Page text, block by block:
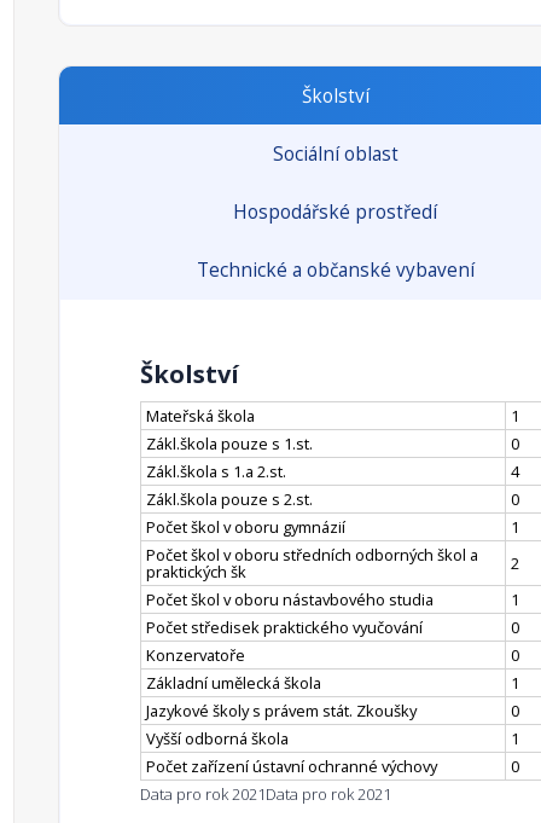
Školství
Sociální oblast
Hospodářské prostředí
Technické a občanské vybavení
Školství
Mateřská škola
1
Zákl.škola pouze s 1.st.
0
Zákl.škola s 1.a 2.st.
4
Zákl.škola pouze s 2.st.
0
Počet škol v oboru gymnázií
1
Počet škol v oboru středních odborných škol a
praktických šk
2
Počet škol v oboru nástavbového studia
1
Počet středisek praktického vyučování
0
Konzervatoře
0
Základní umělecká škola
1
Jazykové školy s právem stát. Zkoušky
0
Vyšší odborná škola
1
Počet zařízení ústavní ochranné výchovy
0
Data pro rok 2021Data pro rok 2021